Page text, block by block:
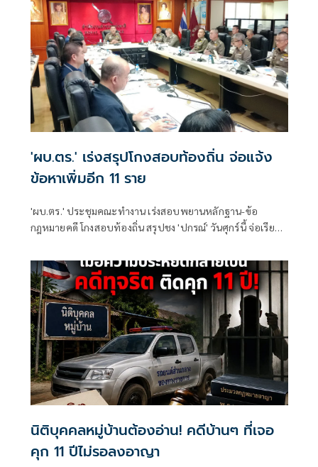
'ผบ.ตร.' เร่งสรุปโกงสอบท้องถิ่น จ่อแจ้ง
ข้อหาเพิ่มอีก 11 ราย
'ผบ.ตร.' ประชุมคณะทำงาน เร่งสอบพยานหลักฐาน-ข้อ
กฎหมายคดี โกงสอบท้องถิ่น สรุปชง 'ปกรณ์' วันศุกร์นี้ จ่อเรียกผู้
นิติบุคคลหมู่บ้านต้องอ่าน! คดีบ้านๆ ที่เจอ
คุก 11 ปีไม่รอลงอาญา